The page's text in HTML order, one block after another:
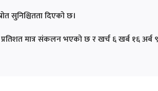
सुनिश्चितता दिएको छ।
मात्र संकलन भएको छ र खर्च ६ खर्ब १६ अर्ब